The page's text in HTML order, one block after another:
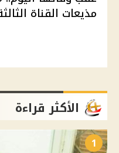
مذيعات القناة
الأكثر قراءة
1